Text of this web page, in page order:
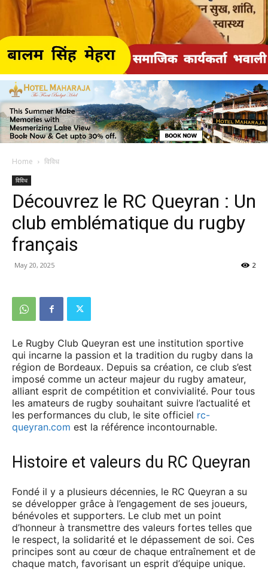
Home विविध
विविध
Découvrez le RC Queyran : Un
club emblématique du rugby
français
May 20, 2025 2
Le Rugby Club Queyran est une institution sportive
qui incarne la passion et la tradition du rugby dans la
région de Bordeaux. Depuis sa création, ce club s’est
imposé comme un acteur majeur du rugby amateur,
alliant esprit de compétition et convivialité. Pour tous
les amateurs de rugby souhaitant suivre l’actualité et
les performances du club, le site officiel rc-
queyran.com est la référence incontournable.
Histoire et valeurs du RC Queyran
Fondé il y a plusieurs décennies, le RC Queyran a su
se développer grâce à l’engagement de ses joueurs,
bénévoles et supporters. Le club met un point
d’honneur à transmettre des valeurs fortes telles que
le respect, la solidarité et le dépassement de soi. Ces
principes sont au cœur de chaque entraînement et de
chaque match, favorisant un esprit d’équipe unique.